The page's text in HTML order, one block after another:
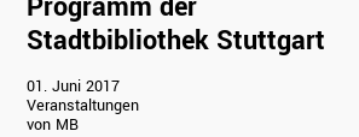
Stadtbibliothek Stuttgart
Stadtbibliothek
Stuttgart
01. Juni 2017
Veranstaltungen
von MB